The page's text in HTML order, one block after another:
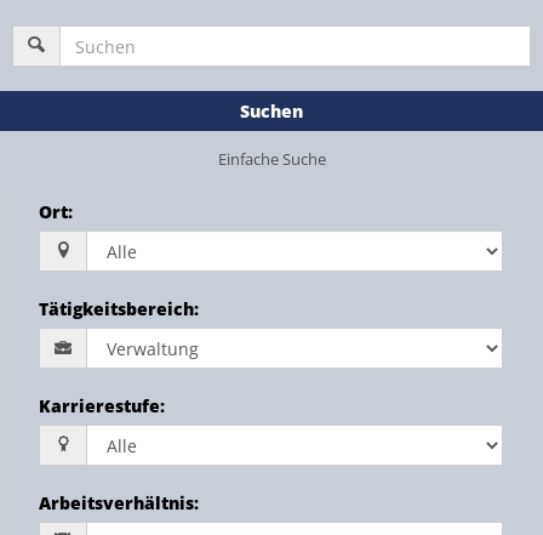
Suchen
Einfache Suche
Ort:
Tätigkeitsbereich:
Karrierestufe:
Arbeitsverhältnis: